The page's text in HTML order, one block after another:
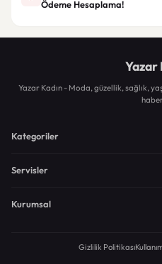
Ödeme Hesaplama!
Yazar
Yazar Kadın - Moda, güzellik, sağlık,
Kategoriler
Servisler
Kurumsal
Gizlilik Politikası